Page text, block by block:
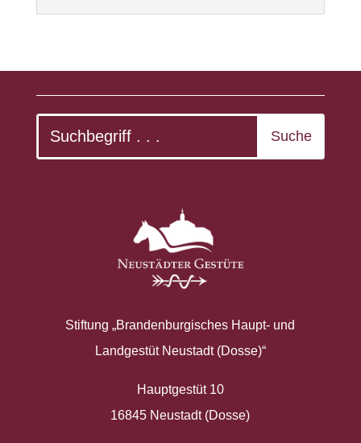
Stiftung „Brandenburgisches Haupt- und
Landgestüt Neustadt (Dosse)“
Hauptgestüt 10
16845 Neustadt (Dosse)